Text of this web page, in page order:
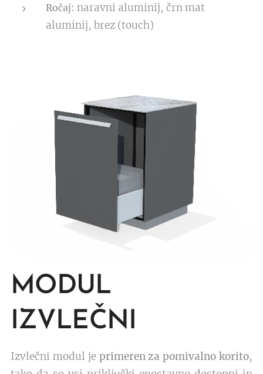
Ročaj: naravni aluminij, črn mat
aluminij, brez (touch)
MODUL
IZVLEČNI
Izvlečni modul je primeren za pomivalno korito,